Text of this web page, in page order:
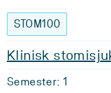
STOM100
Klinisk
Semester: 1